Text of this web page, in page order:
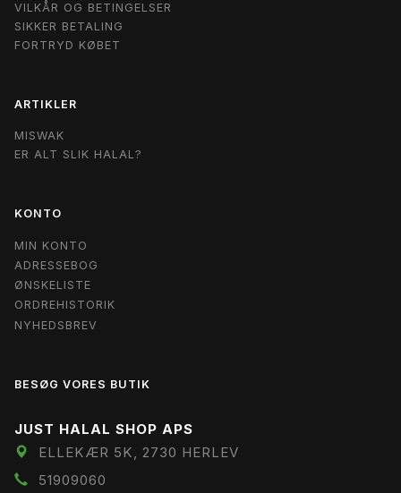
VILKÅR OG BETINGELSER
SIKKER BETALING
FORTRYD KØBET
ARTIKLER
MISWAK
ER ALT SLIK HALAL?
KONTO
MIN KONTO
ADRESSEBOG
ØNSKELISTE
ORDREHISTORIK
NYHEDSBREV
BESØG VORES BUTIK
JUST HALAL SHOP APS
ELLEKÆR 5K, 2730 HERLEV
51909060